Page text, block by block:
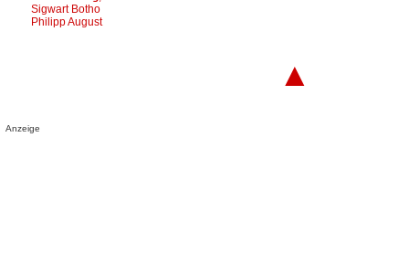
Sigwart Botho
Philipp August
▲
Anzeige